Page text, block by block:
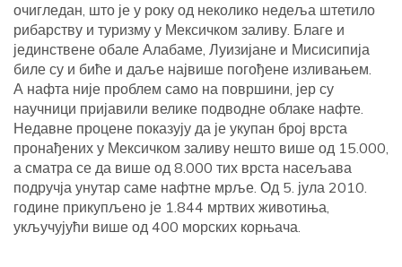
очигледан, што је у року од неколико недеља штетило
рибарству и туризму у Мексичком заливу. Благе и
јединствене обале Алабаме, Луизијане и Мисисипија
биле су и биће и даље највише погођене изливањем.
А нафта није проблем само на површини, јер су
научници пријавили велике подводне облаке нафте.
Недавне процене показују да је укупан број врста
пронађених у Мексичком заливу нешто више од 15.000,
а сматра се да више од 8.000 тих врста насељава
подручја унутар саме нафтне мрље. Од 5. јула 2010.
године прикупљено је 1.844 мртвих животиња,
укључујући више од 400 морских корњача.